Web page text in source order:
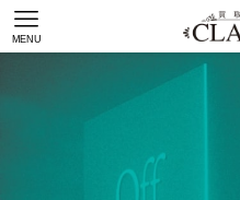
MENU